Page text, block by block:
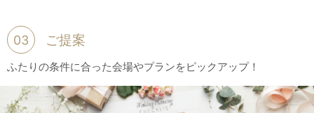
03 ご提案
ふたりの条件に合った会場やプランをピックアップ！